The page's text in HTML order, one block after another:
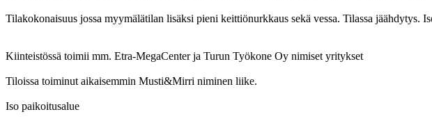
Tilakokonaisuus jossa myymälätilan lisäksi pieni keittiönurkkaus sekä vessa. Tilassa jäähdytys.
Kiinteistössä toimii mm. Etra-MegaCenter ja Turun Työkone Oy nimiset yritykset
Tiloissa toiminut aikaisemmin Musti&Mirri niminen liike.
Iso paikoitusalue